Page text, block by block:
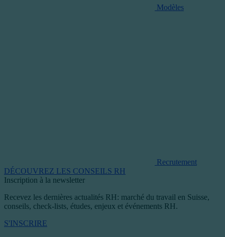
Modèles
Recrutement
DÉCOUVREZ LES CONSEILS RH
Inscription à la newsletter
Recevez les dernières actualités RH: marché du travail en Suisse,
conseils, check-lists, études, enjeux et événements RH.
S'INSCRIRE